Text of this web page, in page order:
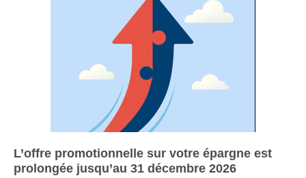
L’offre promotionnelle sur votre épargne est
prolongée jusqu’au 31 décembre 2026